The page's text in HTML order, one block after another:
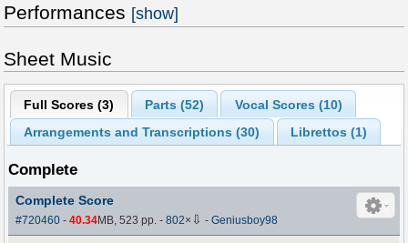
Performances [show]
Sheet Music
Full Scores (3) Parts (52) Vocal Scores (10)
Arrangements and Transcriptions (30) Librettos (1)
Complete
Complete Score
#720460 -40.34MB, 523 pp.-802× ⇩ -Geniusboy98